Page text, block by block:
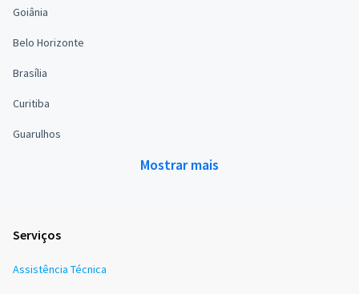
Goiânia
Belo Horizonte
Brasília
Curitiba
Guarulhos
Mostrar mais
Serviços
Assistência Técnica